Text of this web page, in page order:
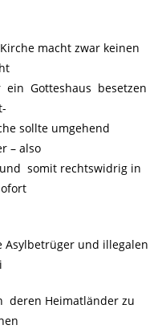
macht zwar keinen
ein Gotteshaus besetzen
sollte umgehend
– also
somit rechtswidrig in
und illegalen
deren Heimatländer zu